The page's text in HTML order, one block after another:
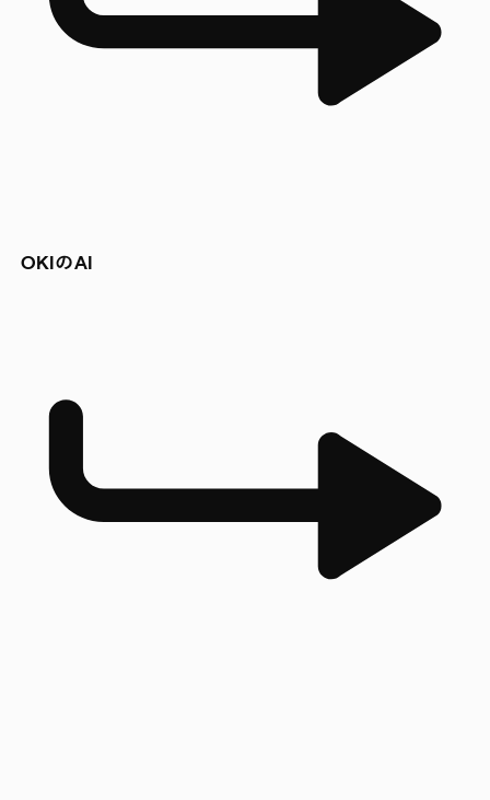
OKIのAI